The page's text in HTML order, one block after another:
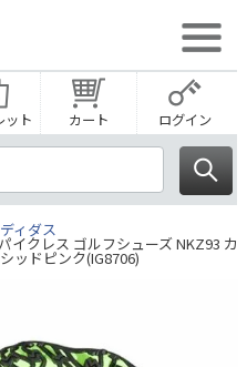
ット カート ログイン
ィダス
イクレス ゴルフシューズ NKZ93 カ
ッドピンク(IG8706)